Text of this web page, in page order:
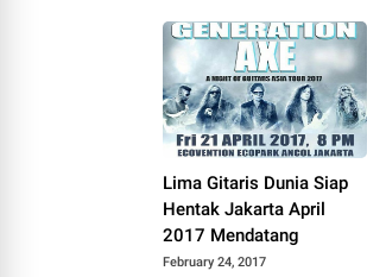
Lima Gitaris Dunia Siap
Hentak Jakarta April
2017 Mendatang
February 24, 2017